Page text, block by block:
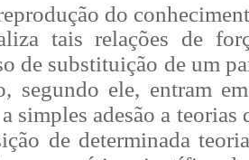
do
tais relações de
de substituição de um
segundo ele, entram
simples adesão a
de determinada